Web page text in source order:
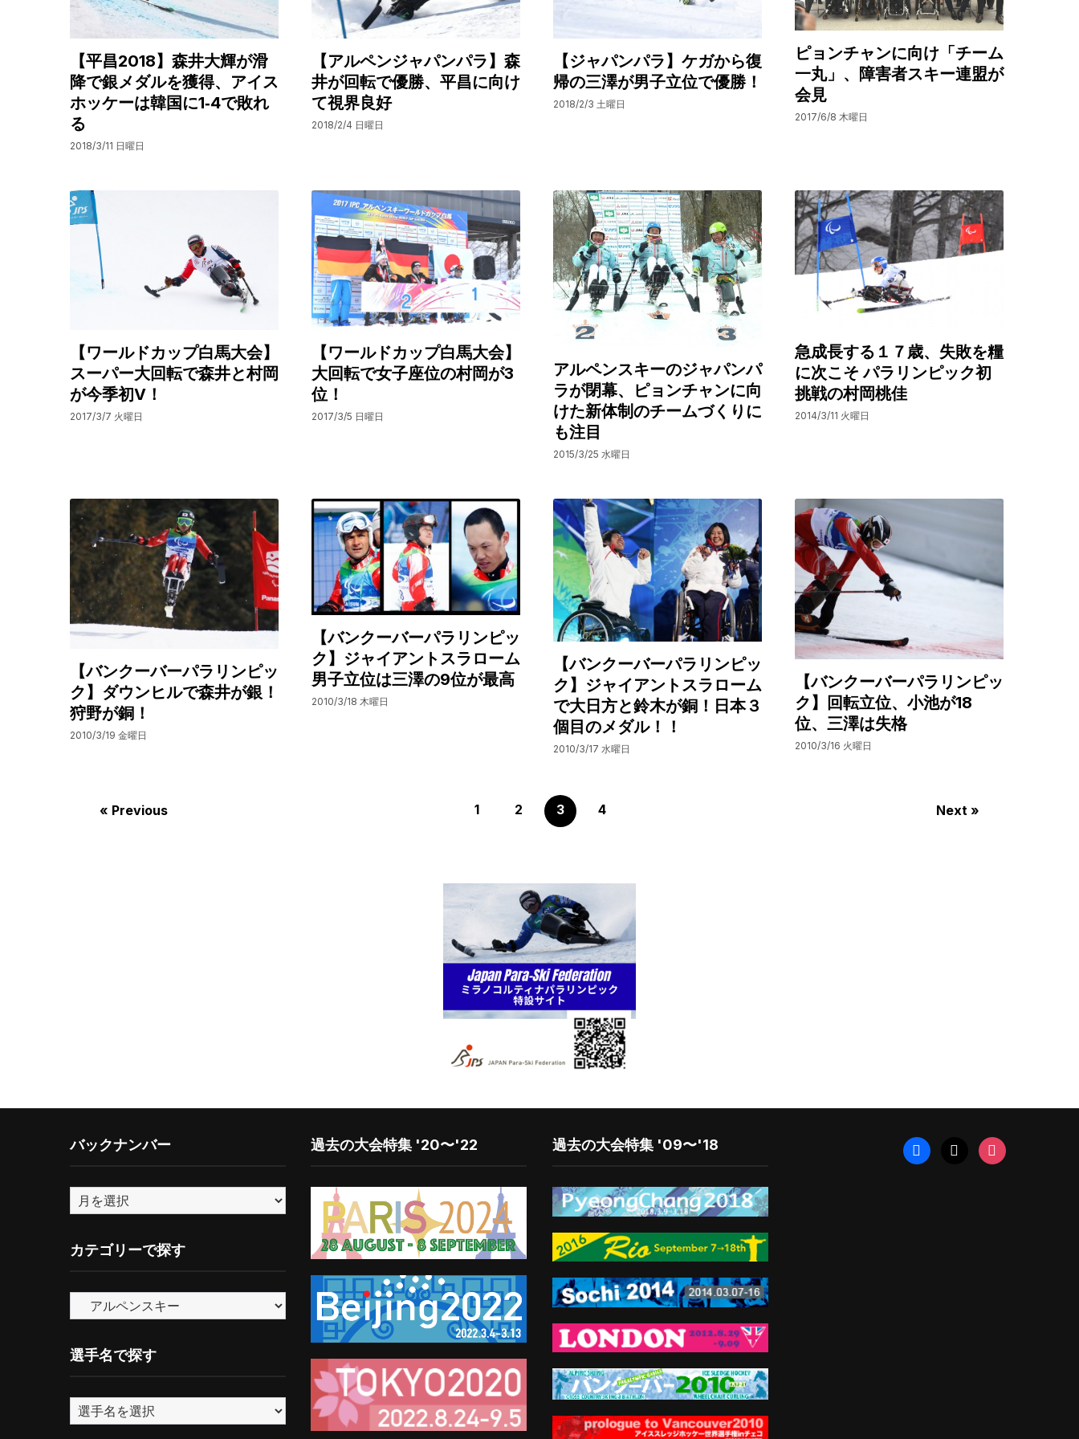
【平昌2018】森井大輝が滑
降で銀メダルを獲得、アイス
ホッケーは韓国に1‐4で敗れ
る
2018/3/11 日曜日
【アルペンジャパンパラ】森
井が回転で優勝、平昌に向け
て視界良好
2018/2/4 日曜日
【ジャパンパラ】ケガから復
帰の三澤が男子立位で優勝！
2018/2/3 土曜日
ピョンチャンに向け「チーム
一丸」、障害者スキー連盟が
会見
2017/6/8 木曜日
【ワールドカップ白馬大会】
スーパー大回転で森井と村岡
が今季初V！
2017/3/7 火曜日
【ワールドカップ白馬大会】
大回転で女子座位の村岡が3
位！
2017/3/5 日曜日
アルペンスキーのジャパンパ
ラが閉幕、ピョンチャンに向
けた新体制のチームづくりに
も注目
2015/3/25 水曜日
急成長する１７歳、失敗を糧
に次こそ パラリンピック初
挑戦の村岡桃佳
2014/3/11 火曜日
【バンクーバーパラリンピッ
ク】ダウンヒルで森井が銀！
狩野が銅！
2010/3/19 金曜日
【バンクーバーパラリンピッ
ク】ジャイアントスラローム
男子立位は三澤の9位が最高
2010/3/18 木曜日
【バンクーバーパラリンピッ
ク】ジャイアントスラローム
で大日方と鈴木が銅！日本３
個目のメダル！！
2010/3/17 水曜日
【バンクーバーパラリンピッ
ク】回転立位、小池が18
位、三澤は失格
2010/3/16 火曜日
« Previous 1 2 3 4 Next »
バックナンバー
バ
ッ
ナ
カテゴリーで探す
テ
ゴ
リ
で
選手名で探す
過去の大会特集 '20〜'22 過去の大会特集 '09〜'18 facebook instagram